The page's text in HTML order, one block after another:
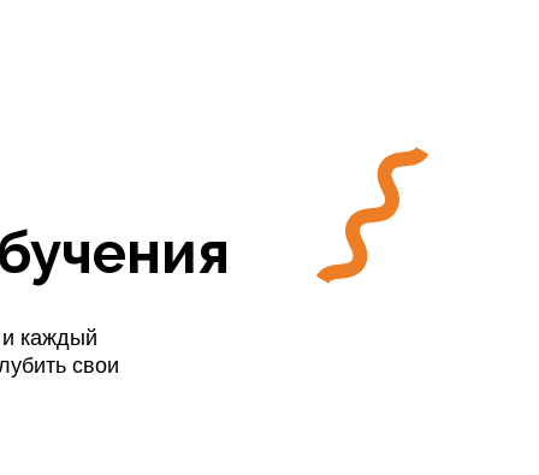
каждый
свои